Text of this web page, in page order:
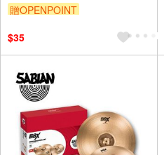
贈OPENPOINT
$35